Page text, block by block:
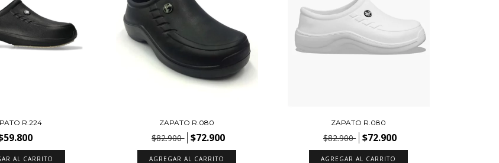
R.224
AL CARRITO
ZAPATO R.080
$82.900 $72.900
AGREGAR AL CARRITO
ZAPATO R.080
$82.900 $72.900
AGREGAR AL CARRITO